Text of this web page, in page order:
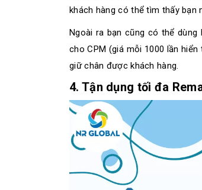
khách hàng có thể tìm thấy bạn
Ngoài ra bạn cũng có thể
cho CPM (giá mỗi 1000 lần
giữ chân được khách hàng.
4. Tận dụng tối đa